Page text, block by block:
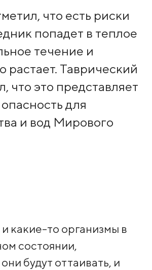
что есть риски
попадет в теплое
течение и
растает. Таврический
что это представляет
для
и вод Мирового
какие-то организмы в
состоянии,
будут оттаивать, и